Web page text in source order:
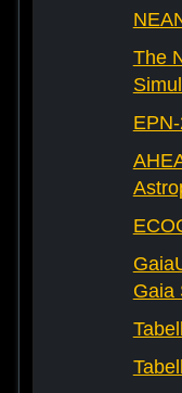
The
Gaia